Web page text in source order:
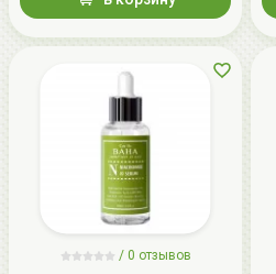
/ 0 отзывов